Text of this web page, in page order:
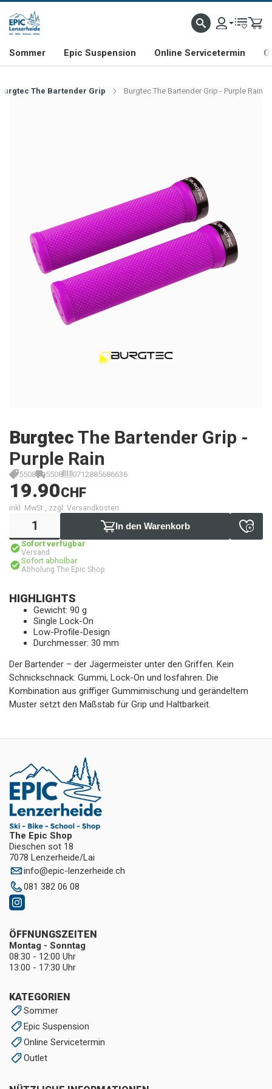
& FREERIDE-SPEZIALIST SCHWEIZER FIRMA SHOP & SHOWROOM IN
Sommer Epic Suspension Online Servicetermin
The Bartender Grip Burgtec The Bartender Grip - Purple Rain
Burgtec The Bartender Grip -
Purple Rain
5508 5508 0712885686636
19.90CHF
inkl. MwSt., zzgl. Versandkosten
In den Warenkorb
Sofort verfügbar
Versand
Sofort abholbar
Abholung The Epic Shop
HIGHLIGHTS
Gewicht: 90 g
Single Lock-On
Low-Profile-Design
Durchmesser: 30 mm
Der Bartender – der Jägermeister unter den Griffen. Kein
Schnickschnack: Gummi, Lock-On und losfahren. Die
Kombination aus griffiger Gummimischung und gerändeltem
Muster setzt den Maßstab für Grip und Haltbarkeit.
The Epic Shop
Dieschen sot 18
7078 Lenzerheide/Lai
info@epic-lenzerheide.ch
081 382 06 08
KATEGORIEN
Sommer
Epic Suspension
Online Servicetermin
Outlet
ÖFFNUNGSZEITEN
Montag - Sonntag
08:30 - 12:00 Uhr
13:00 - 17:30 Uhr